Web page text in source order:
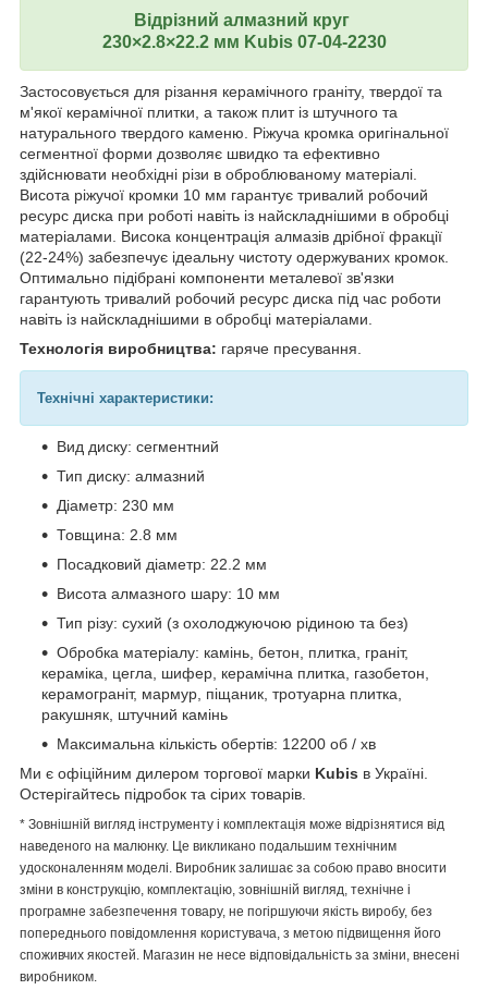
Відрізний алмазний круг
230×2.8×22.2 мм Kubis 07-04-2230
Застосовується для різання керамічного граніту, твердої та
м'якої керамічної плитки, а також плит із штучного та
натурального твердого каменю. Ріжуча кромка оригінальної
сегментної форми дозволяє швидко та ефективно
здійснювати необхідні різи в оброблюваному матеріалі.
Висота ріжучої кромки 10 мм гарантує тривалий робочий
ресурс диска при роботі навіть із найскладнішими в обробці
матеріалами. Висока концентрація алмазів дрібної фракції
(22-24%) забезпечує ідеальну чистоту одержуваних кромок.
Оптимально підібрані компоненти металевої зв'язки
гарантують тривалий робочий ресурс диска під час роботи
навіть із найскладнішими в обробці матеріалами.
Технологія виробництва: гаряче пресування.
Технічні характеристики:
Вид диску: сегментний
Тип диску: алмазний
Діаметр: 230 мм
Товщина: 2.8 мм
Посадковий діаметр: 22.2 мм
Висота алмазного шару: 10 мм
Тип різу: сухий (з охолоджуючою рідиною та без)
Обробка матеріалу: камінь, бетон, плитка, граніт,
кераміка, цегла, шифер, керамічна плитка, газобетон,
керамограніт, мармур, піщаник, тротуарна плитка,
ракушняк, штучний камінь
Максимальна кількість обертів: 12200 об / хв
Ми є офіційним дилером торгової марки Kubis в Україні.
Остерігайтесь підробок та сірих товарів.
* Зовнішній вигляд інструменту і комплектація може відрізнятися від
наведеного на малюнку. Це викликано подальшим технічним
удосконаленням моделі. Виробник залишає за собою право вносити
зміни в конструкцію, комплектацію, зовнішній вигляд, технічне і
програмне забезпечення товару, не погіршуючи якість виробу, без
попереднього повідомлення користувача, з метою підвищення його
споживчих якостей. Магазин не несе відповідальність за зміни, внесені
виробником.